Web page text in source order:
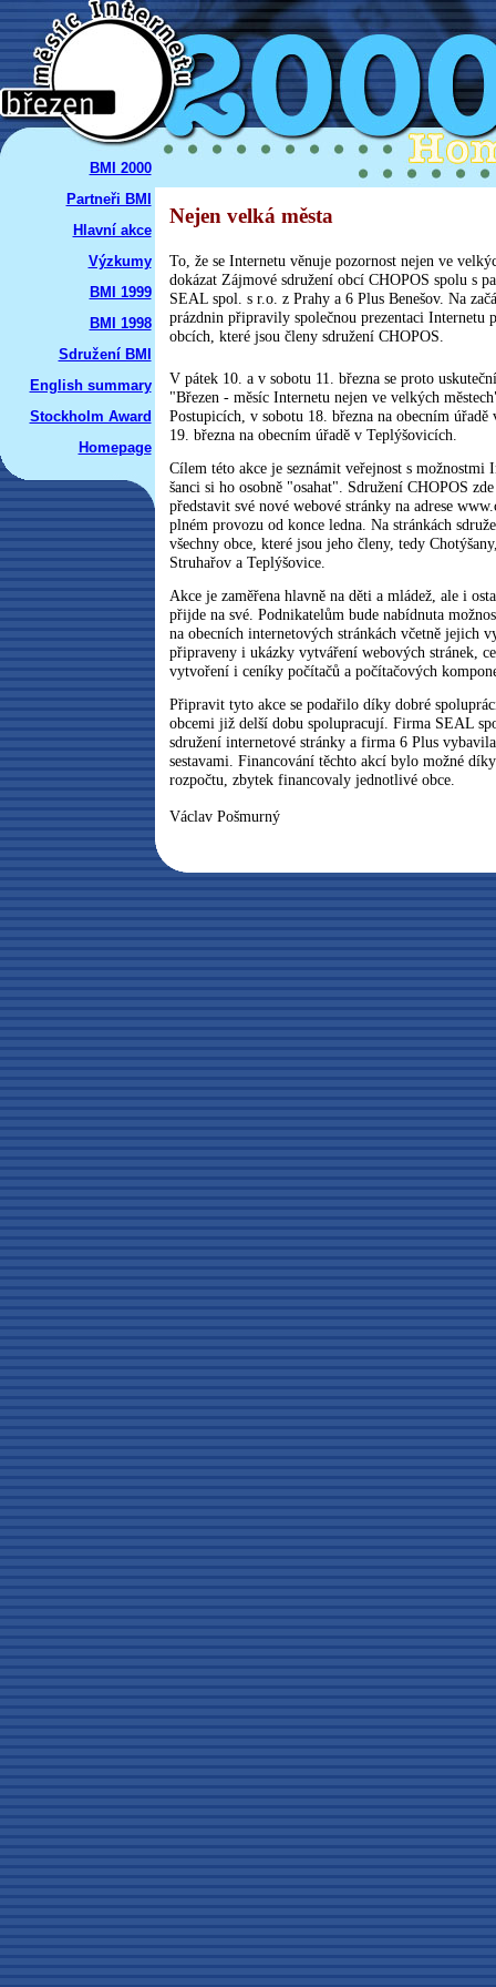
BMI 2000
Partneři BMI
Hlavní akce
Výzkumy
BMI 1999
BMI 1998
Sdružení BMI
English summary
Stockholm Award
Homepage
Nejen velká města
To, že se Internetu věnuje pozornost nejen ve
dokázat Zájmové sdružení obcí CHOPOS spolu s
SEAL spol. s r.o. z Prahy a 6 Plus Benešov. Na
prázdnin připravily společnou prezentaci Internetu
obcích, které jsou členy sdružení CHOPOS.
V pátek 10. a v sobotu 11. března se proto
"Březen - měsíc Internetu nejen ve velkých
Postupicích, v sobotu 18. března na obecním úřadě
19. března na obecním úřadě v Teplýšovicích.
Cílem této akce je seznámit veřejnost s možnostmi
šanci si ho osobně "osahat". Sdružení CHOPOS
představit své nové webové stránky na adrese
plném provozu od konce ledna. Na stránkách
všechny obce, které jsou jeho členy, tedy
Struhařov a Teplýšovice.
Akce je zaměřena hlavně na děti a mládež, ale i
přijde na své. Podnikatelům bude nabídnuta
na obecních internetových stránkách včetně jejich
připraveny i ukázky vytváření webových stránek,
vytvoření i ceníky počítačů a počítačových
Připravit tyto akce se podařilo díky dobré
obcemi již delší dobu spolupracují. Firma SEAL
sdružení internetové stránky a firma 6 Plus
sestavami. Financování těchto akcí bylo možné
rozpočtu, zbytek financovaly jednotlivé obce.
Václav Pošmurný